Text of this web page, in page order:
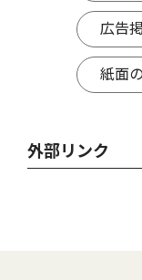
広告
紙面
外部リンク